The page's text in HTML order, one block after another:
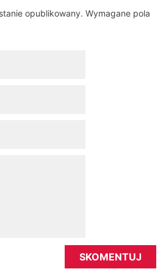
opublikowany. Wymagane pola